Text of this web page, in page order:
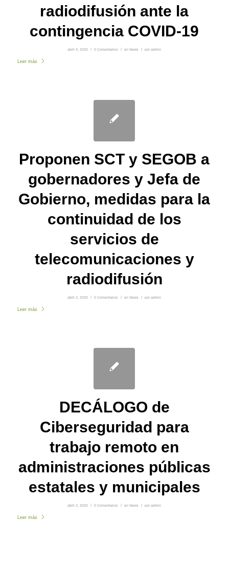
radiodifusión ante la
contingencia COVID-19
abril 4, 2020 / 0 Comentarios / enNews / poradmin
Leer más
Proponen SCT y SEGOB a
gobernadores y Jefa de
Gobierno, medidas para la
continuidad de los
servicios de
telecomunicaciones y
radiodifusión
abril 2, 2020 / 0 Comentarios / enNews / poradmin
Leer más
DECÁLOGO de
Ciberseguridad para
trabajo remoto en
administraciones públicas
estatales y municipales
abril 2, 2020 / 0 Comentarios / enNews / poradmin
Leer más